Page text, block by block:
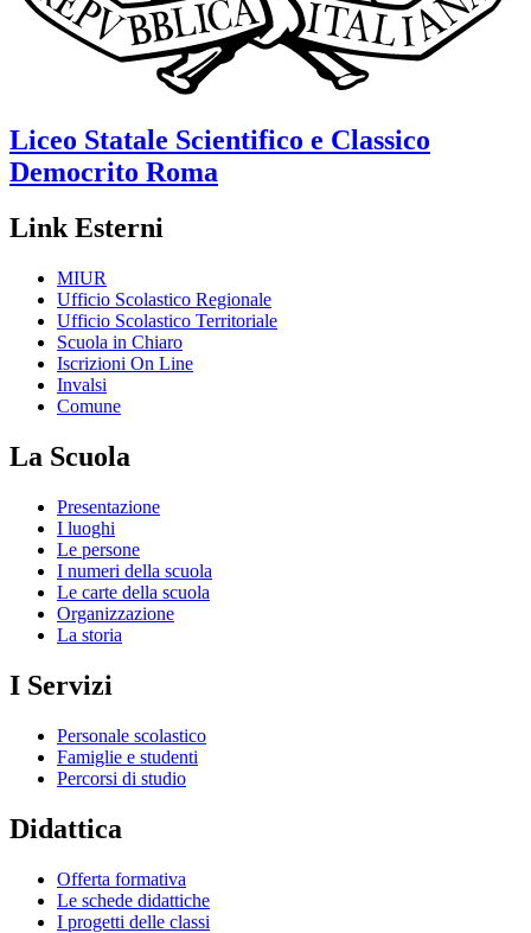
Liceo Statale Scientifico e Classico
Democrito Roma
Link Esterni
MIUR
Ufficio Scolastico Regionale
Ufficio Scolastico Territoriale
Scuola in Chiaro
Iscrizioni On Line
Invalsi
Comune
La Scuola
Presentazione
I luoghi
Le persone
I numeri della scuola
Le carte della scuola
Organizzazione
La storia
I Servizi
Personale scolastico
Famiglie e studenti
Percorsi di studio
Didattica
Offerta formativa
Le schede didattiche
I progetti delle classi